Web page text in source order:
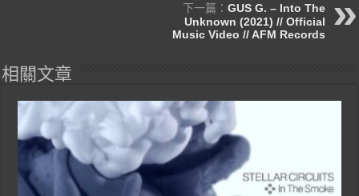
下一篇： GUS G. – Into The
Unknown (2021) // Official
Music Video // AFM Records
相關文章